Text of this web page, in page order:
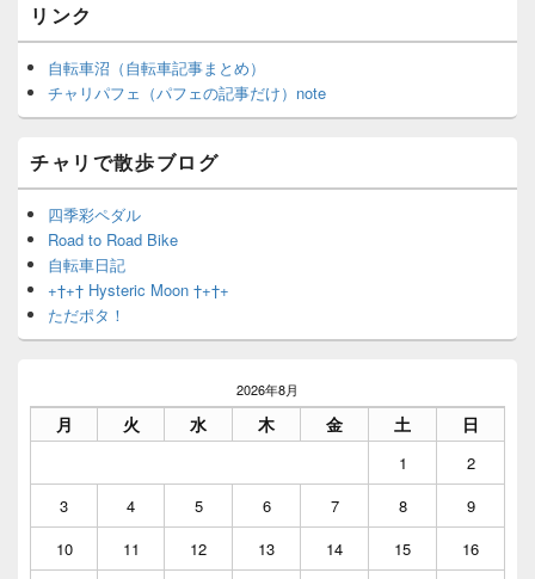
リンク
自転車沼（自転車記事まとめ）
チャリパフェ（パフェの記事だけ）note
チャリで散歩ブログ
四季彩ペダル
Road to Road Bike
自転車日記
+†+† Hysteric Moon †+†+
ただポタ！
2026年8月
月 火 水 木 金 土 日
1
2
3
4 5 6 7 8
9
10
11 12 13 14 15
16